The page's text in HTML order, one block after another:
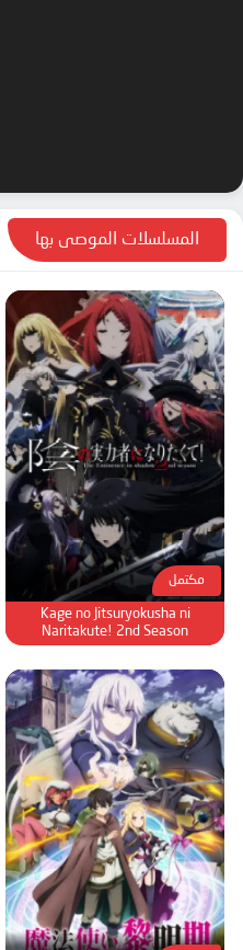
المسلسلات الموصى بها
مكتمل
Kage no Jitsuryokusha ni
Naritakute! 2nd Season